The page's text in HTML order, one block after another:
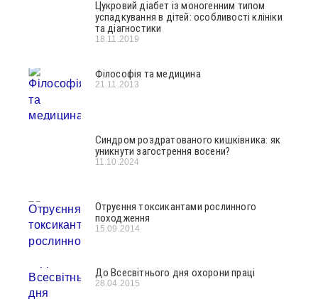
Цукровий діабет із моногенним типом
успадкування в дітей: особливості клініки
та діагностики
18.11.2019
Філософія та медицина
21.11.2013
Синдром роздратованого кишківника: як
уникнути загострення восени?
11.10.2024
Отруєння токсикантами рослинного
походження
15.09.2014
До Всесвітнього дня охорони праці
28.04.2015